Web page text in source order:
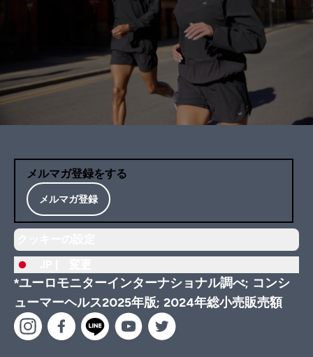
メルマガ登録をする
メルマガ登録
*ユーロモニターインターナショナル調べ; コンシ
ューマーヘルス2025年版; 2024年総小売販売額